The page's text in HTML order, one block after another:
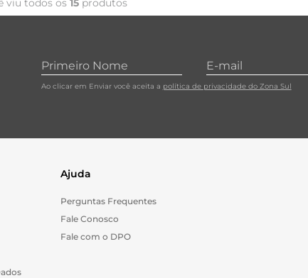
viu todos os15 produtos
Ao clicar em Enviar você aceita a política de privacidade do Zona Sul
Ajuda
Perguntas Frequentes
Fale Conosco
Fale com o DPO